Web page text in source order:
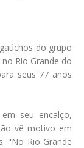
do grupo
Rio Grande do
seus 77 anos
seu encalço,
vê motivo em
"No Rio Grande